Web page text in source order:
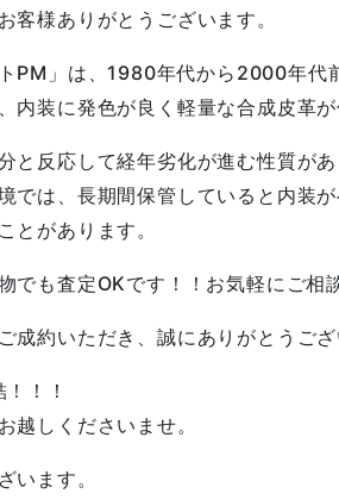
客様ありがとうございます。
PM」は、1980年代から2000年代
内装に発色が良く軽量な合成皮革が
と反応して経年劣化が進む性質があ
では、長期間保管していると内装が
とがあります。
でも査定OKです！！お気軽にご相
成約いただき、誠にありがとうござ
！！
越しくださいませ。
います。